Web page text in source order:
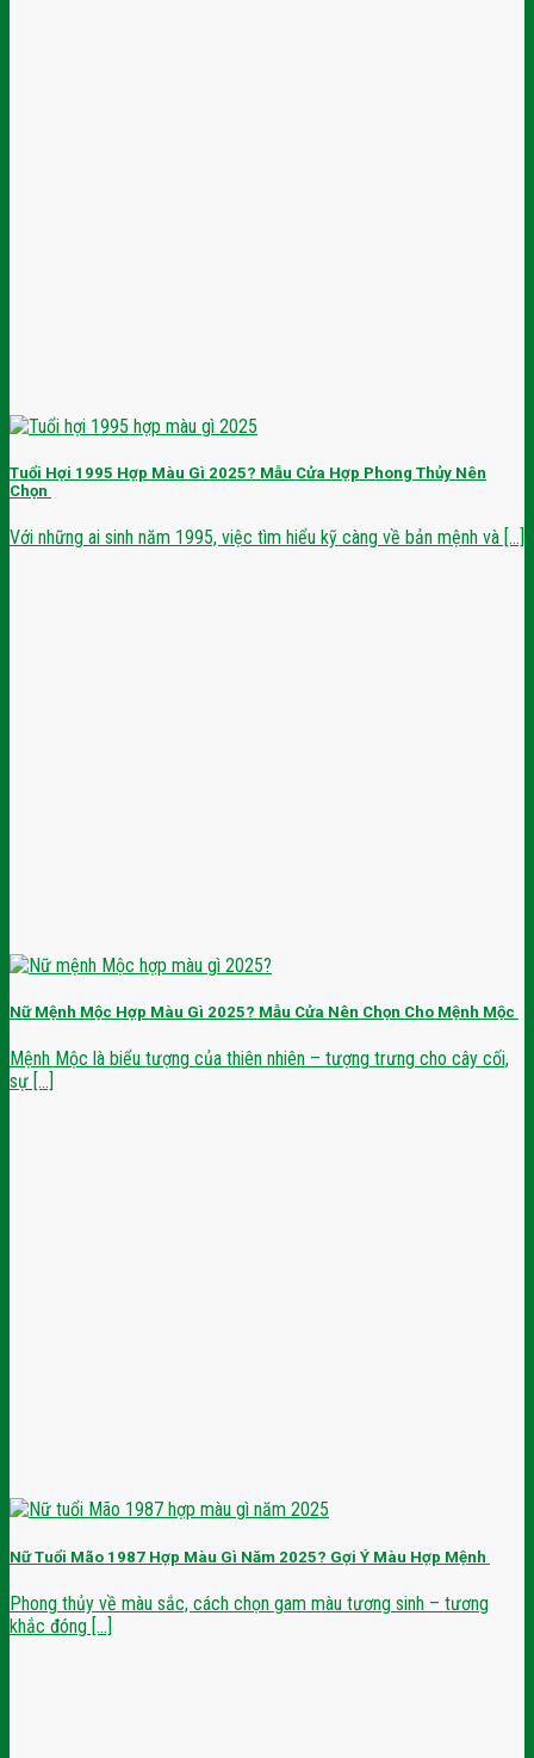
Tuổi Hợi 1995 Hợp Màu Gì 2025? Mẫu Cửa Hợp Phong Thủy Nên
Chọn
Với những ai sinh năm 1995, việc tìm hiểu kỹ càng về bản mệnh và [...]
Nữ Mệnh Mộc Hợp Màu Gì 2025? Mẫu Cửa Nên Chọn Cho Mệnh Mộc
Mệnh Mộc là biểu tượng của thiên nhiên – tượng trưng cho cây cối,
sự [...]
Nữ Tuổi Mão 1987 Hợp Màu Gì Năm 2025? Gợi Ý Màu Hợp Mệnh
Phong thủy về màu sắc, cách chọn gam màu tương sinh – tương
khắc đóng [...]